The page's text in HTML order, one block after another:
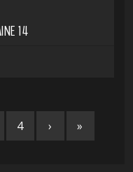
14
4 › »